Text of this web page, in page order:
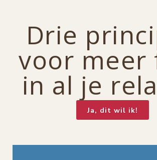
Drie
voor meer
in al je
Ja, dit wil ik!